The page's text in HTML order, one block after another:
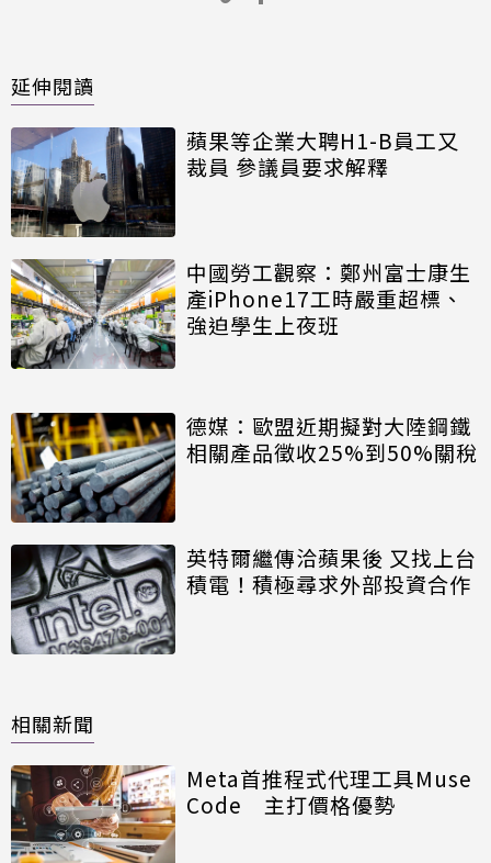
延伸閱讀
蘋果等企業大聘H1-B員工又
裁員 參議員要求解釋
中國勞工觀察：鄭州富士康生
產iPhone17工時嚴重超標、
強迫學生上夜班
德媒：歐盟近期擬對大陸鋼鐵
相關產品徵收25%到50%關稅
英特爾繼傳洽蘋果後 又找上台
積電！積極尋求外部投資合作
相關新聞
Meta首推程式代理工具Muse
Code 主打價格優勢